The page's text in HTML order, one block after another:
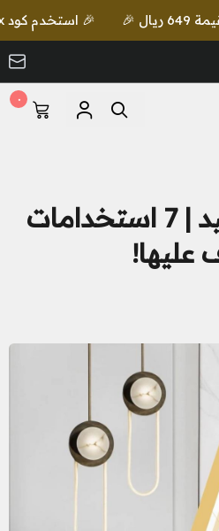
🎉 استخدم كود lux واحصل على خصم إضافي مع شحن مجاني للطلبات بقيمة 649 ريال 🎉
٠
إضاءة جدارية ليد | 7 استخدامات
عليها!